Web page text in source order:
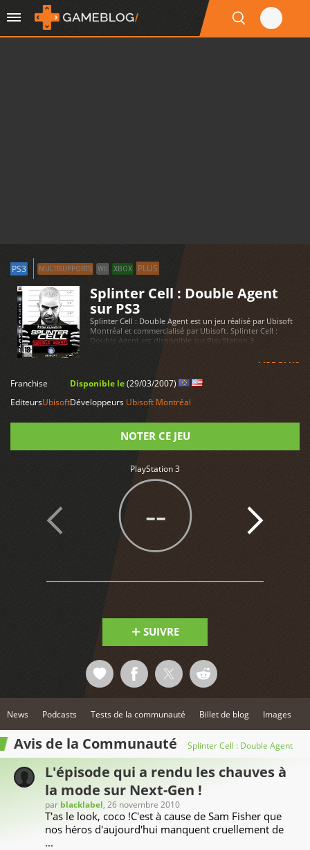
PS3 MULTISUPPORTS WII XBOX PLUS
Splinter Cell : Double Agent
sur PS3
Splinter Cell : Double Agent est un jeu réalisé par Ubisoft
Montréal et commercialisé par Ubisoft. Splinter Cell :
Double Agent est disponible sur PlayStation 3
LIRE PLUS
Franchise
EditeursUbisoft
Disponible le(29/03/2007)
Développeurs Ubisoft Montréal
NOTER CE JEU
PlayStation 3
--
SUIVRE
News Podcasts Tests de la communauté Billet de blog Images
Avis de la Communauté Splinter Cell : Double Agent
L'épisode qui a rendu les chauves à
la mode sur Next-Gen !
par blacklabel, 26 novembre 2010
T'as le look, coco !C'est à cause de Sam Fisher que
nos héros d'aujourd'hui manquent cruellement de
...